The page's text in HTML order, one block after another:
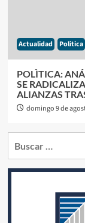
Actualidad Politica
POLÌTICA:
SE
ALIANZAS
domingo 9 de